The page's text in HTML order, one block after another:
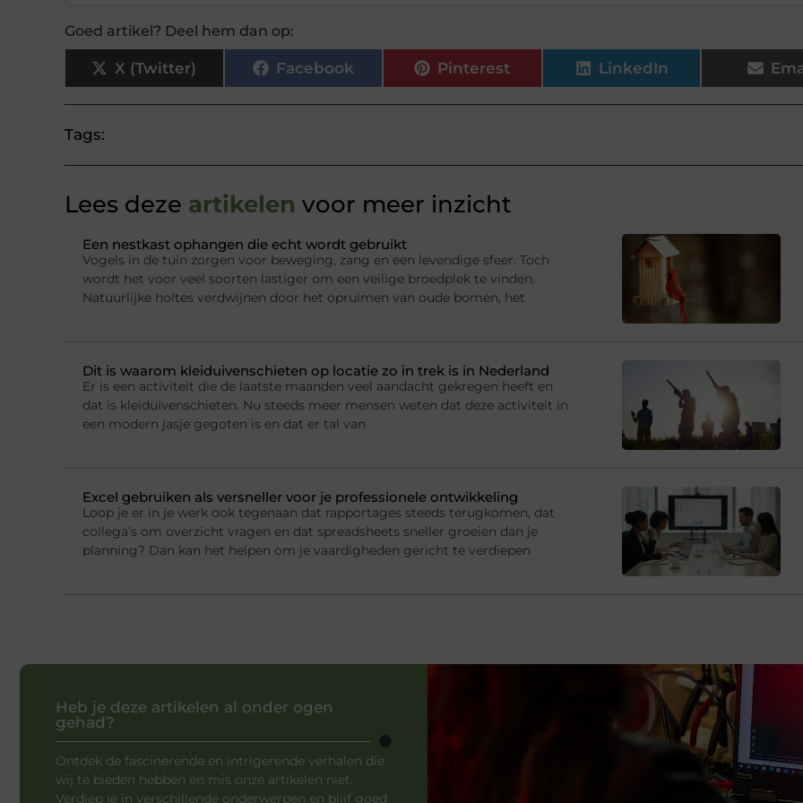
Goed artikel? Deel hem dan op:
X (Twitter) Facebook Pinterest LinkedIn
Tags:
Lees deze artikelen voor meer inzicht
Een nestkast ophangen die echt wordt gebruikt
Vogels in de tuin zorgen voor beweging, zang en een levendige sfeer. Toch
wordt het voor veel soorten lastiger om een veilige broedplek te vinden.
Natuurlijke holtes verdwijnen door het opruimen van oude bomen, het
Dit is waarom kleiduivenschieten op locatie zo in trek is in Nederland
Er is een activiteit die de laatste maanden veel aandacht gekregen heeft en
dat is kleiduivenschieten. Nu steeds meer mensen weten dat deze activiteit in
een modern jasje gegoten is en dat er tal van
Excel gebruiken als versneller voor je professionele ontwikkeling
Loop je er in je werk ook tegenaan dat rapportages steeds terugkomen, dat
collega’s om overzicht vragen en dat spreadsheets sneller groeien dan je
planning? Dan kan het helpen om je vaardigheden gericht te verdiepen
Heb je deze artikelen al onder ogen
gehad?
Ontdek de fascinerende en intrigerende verhalen die
wij te bieden hebben en mis onze artikelen niet.
Verdiep je in verschillende onderwerpen en blijf goed